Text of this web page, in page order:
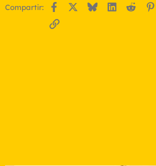
Compartir: Facebook BlueskyLinkedIn
Reddit
Enlace